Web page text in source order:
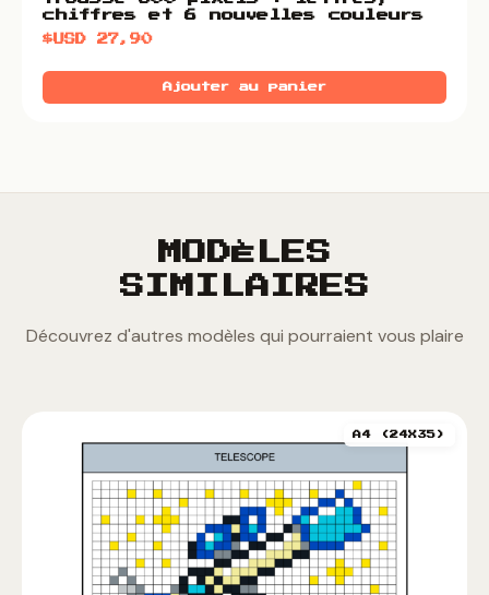
chiffres et 6 nouvelles couleurs
$USD27,90
Ajouter au panier
MODÈLES
SIMILAIRES
Découvrez d'autres modèles qui pourraient vous plaire
A4 (24X35)